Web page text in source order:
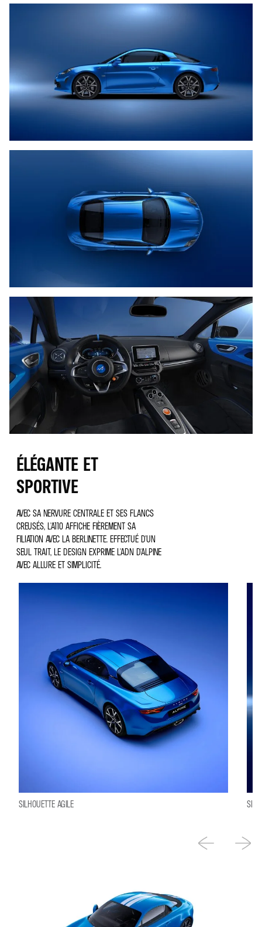
ÉLÉGANTE ET
SPORTIVE
AVEC SA NERVURE CENTRALE ET SES FLANCS
CREUSÉS, L'A110 AFFICHE FIÈREMENT SA
FILIATION AVEC LA BERLINETTE. EFFECTUÉ D'UN
SEUL TRAIT, LE DESIGN EXPRIME L'ADN D'ALPINE
AVEC ALLURE ET SIMPLICITÉ.
SILHOUETTE AGILE